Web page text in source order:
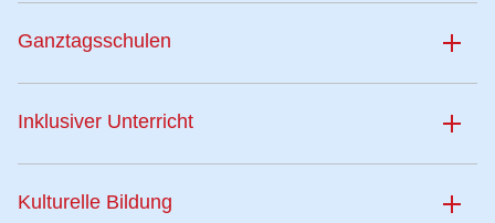
Ganztagsschulen
Inklusiver Unterricht
Kulturelle Bildung